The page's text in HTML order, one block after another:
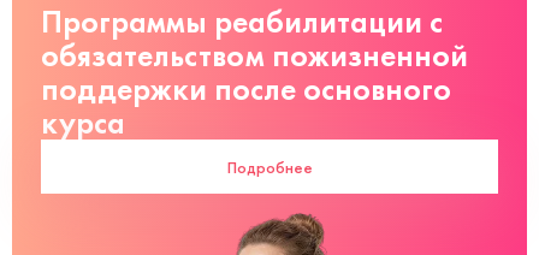
Программы реабилитации с
обязательством пожизненной
поддержки после основного
курса
Подробнее